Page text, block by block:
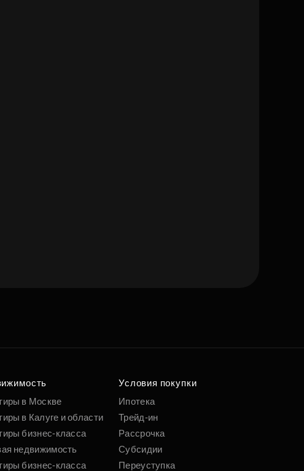
по удобным
параметрам
Подобрать
в Москве
в Калуге и области
бизнес-класса
недвижимость
бизнес-класса
Условия покупки
Ипотека
Трейд-ин
Рассрочка
Субсидии
Переуступка